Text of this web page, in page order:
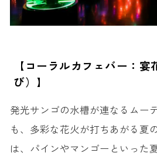
【コーラルカフェバー：
び）】
発光サンゴの水槽が連なるムー
も、多彩な花火が打ちあがる夏
は、パインやマンゴーといった